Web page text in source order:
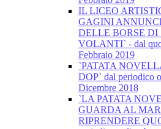
IL LICEO
GAGINI
DELLE BORSE
VOLANTI` - dal
Febbraio 2019
`PATATA
DOP` dal periodico
Dicembre 2018
`LA PATATA
GUARDA AL
RIPRENDERE